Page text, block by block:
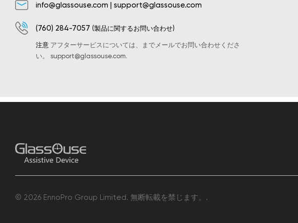
info@glassouse.com | support@glassouse.com
(760) 284-7057 (製品に関するお問い合わせ)
注意 アフターサービスについては、までメールでお問い合わせくださ
い。 support@glassouse.com.
© 2026 EnnoPro Group Limited. 無断転載を禁じます。.